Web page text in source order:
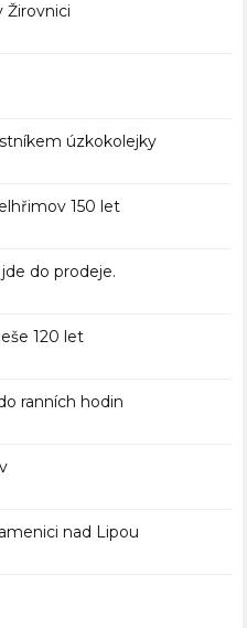
Žirovnici
úzkokolejky
150 let
do prodeje.
120 let
ranních hodin
nad Lipou